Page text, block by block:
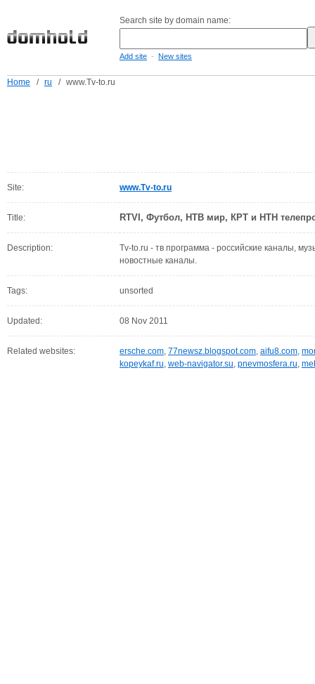
Search site by domain name:
Add site - New sites
Home / ru / www.Tv-to.ru
Site: www.Tv-to.ru
Title: RTVI, Футбол, НТВ мир, КРТ и НТН
Description:
Tv-to.ru - тв программа - российские каналы,
новостные каналы.
Tags: unsorted
Updated: 08 Nov 2011
Related websites: ersche.com, 77newsz.blogspot.com, aifu8.com,
kopeykaf.ru, web-navigator.su, pnevmosfera.ru,